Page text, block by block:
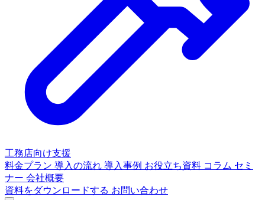
工務店向け支援
料金プラン 導入の流れ 導入事例 お役立ち資料 コラム セミ
ナー 会社概要
資料をダウンロードする お問い合わせ